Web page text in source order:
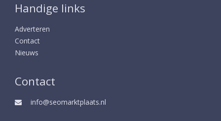
Handige links
Adverteren
Contact
Nieuws
Contact
info@seomarktplaats.nl